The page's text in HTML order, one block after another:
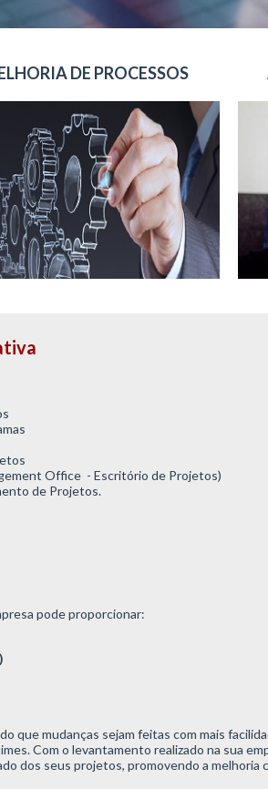
DE PROCESSOS
Office - Escritório de Projetos)
de Projetos.
pode proporcionar:
que mudanças sejam feitas com mais
Com o levantamento realizado na sua
dos seus projetos, promovendo a melhoria